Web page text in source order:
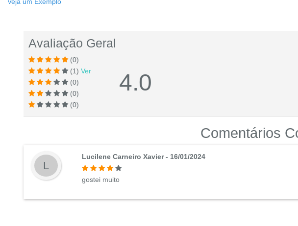
Avaliação Geral
(0)
(1) Ver
(0)
(0)
(0)
4.0
Comentários
L
Lucilene Carneiro Xavier - 16/01/2024
gostei muito